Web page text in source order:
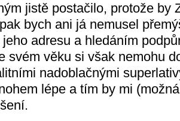
jistě postačilo, protože by
bych ani já nemusel
adresu a hledáním
svém věku si však nemohu
nadoblačnými
lépe a tím by mi